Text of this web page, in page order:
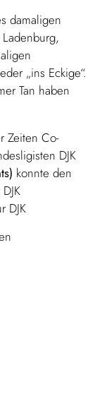
damaligen
„ins Eckige“.
Tan haben
Zeiten Co-
DJK
konnte den
DJK